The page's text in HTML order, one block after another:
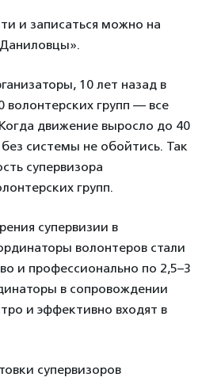
и записаться можно на
10 лет назад в
групп — все
движение выросло до 40
без системы не обойтись. Так
супервизора
групп.
супервизии в
волонтеров стали
и профессионально по 2,5–3
в сопровождении
и эффективно входят в
супервизоров